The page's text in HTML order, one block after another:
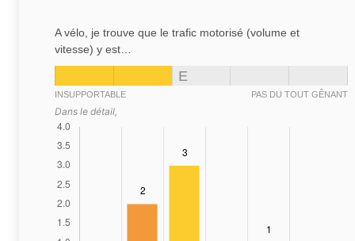
A vélo, je trouve que le trafic motorisé (volume et
vitesse) y est…
E
INSUPPORTABLE PAS DU TOUT GÊNANT
Dans le détail,